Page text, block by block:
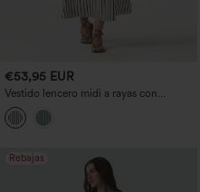
€53,95 EUR
Vestido lencero midi a rayas con
cordones y bolsillos
Rebajas